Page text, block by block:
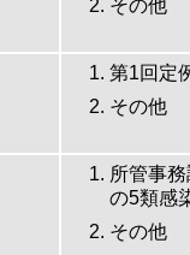
その他
第1回定
その他
所管事
の5類感
その他